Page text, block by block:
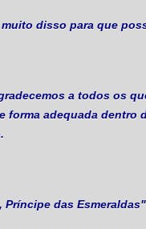
disso para que
a todos os
forma adequada dentro
Príncipe das Esmeraldas"